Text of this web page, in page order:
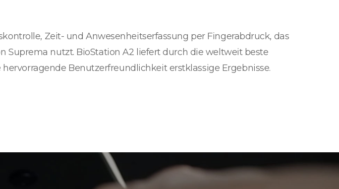
Zeit- und Anwesenheitserfassung per Fingerabdruck, das
nutzt. BioStation A2 liefert durch die weltweit beste
Benutzerfreundlichkeit erstklassige Ergebnisse.